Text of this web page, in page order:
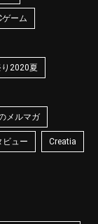
ゲーム
2020夏
メルマガ
ビュー Creatia